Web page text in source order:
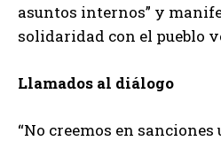
asuntos internos” y
solidaridad con el pueblo
Llamados al diálogo
“No creemos en